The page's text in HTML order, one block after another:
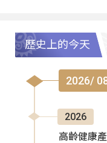
歷史上的今天
2026/
2026
高齡健康